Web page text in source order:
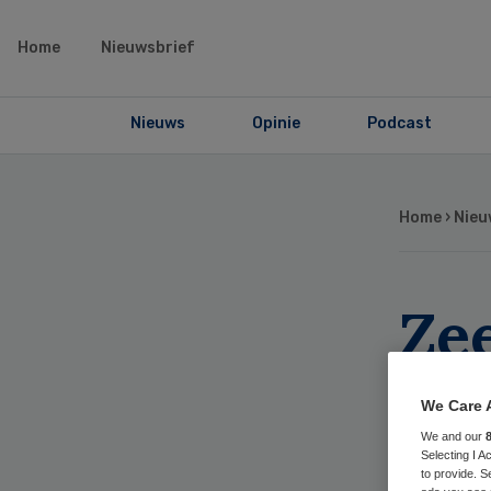
Home Nieuwsbrief
Nieuws Opinie Podcast
Home ›
We Care
We and our
Selecting I
to provide.